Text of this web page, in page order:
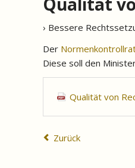
› Bessere
Der
Diese soll den
Qualität von
Zurück